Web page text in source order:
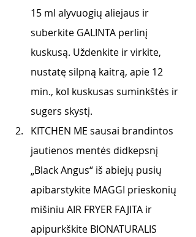
15 ml alyvuogių aliejaus ir
suberkite GALINTA perlinį
kuskusą. Uždenkite ir virkite,
nustatę silpną kaitrą, apie 12
min., kol kuskusas suminkštės ir
sugers skystį.
KITCHEN ME sausai brandintos
jautienos mentės didkepsnį
„Black Angus“ iš abiejų pusių
apibarstykite MAGGI prieskonių
mišiniu AIR FRYER FAJITA ir
apipurkškite BIONATURALIS